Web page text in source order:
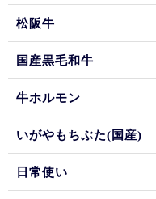
松阪牛
国産黒毛和牛
牛ホルモン
いがやもちぶた(国産)
日常使い